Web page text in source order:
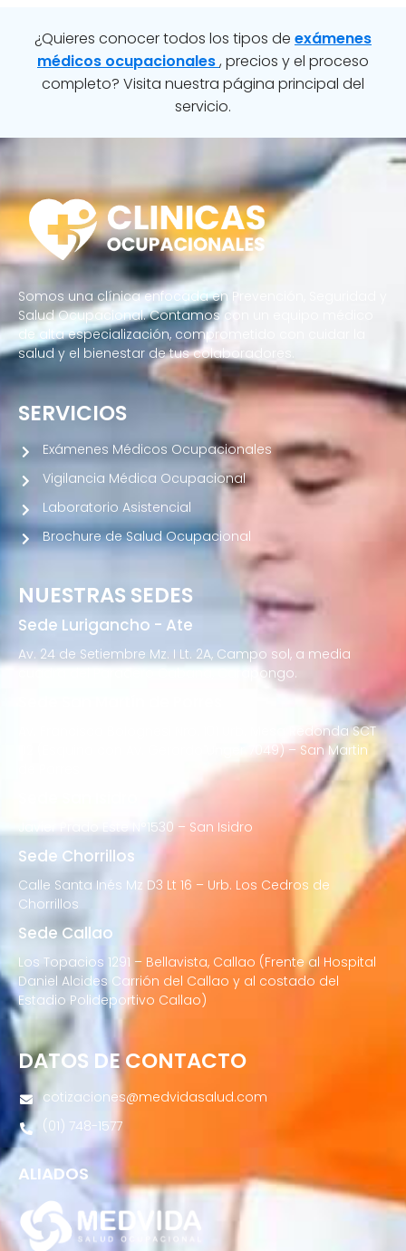
¿Quieres conocer todos los tipos de exámenes
médicos ocupacionales, precios y el proceso
completo? Visita nuestra página principal del
servicio.
Somos una clínica enfocada en Prevención, Seguridad y
Salud Ocupacional. Contamos con un equipo médico
de alta especialización, comprometido con cuidar la
salud y el bienestar de tus colaboradores.
NUESTRAS SEDES
Sede Lurigancho - Ate
Av. 24 de Setiembre Mz. I Lt. 2A, Campo sol, a media
cuadra del Paradero Cabana, Carapongo.
Av. Francisco Bolognesi Nro. 101 Urb. Mesa Redonda SCT
02 (Esquina con Av. Gerardo Unger 7049) – San Martin
Javier Prado Este N°1530 – San Isidro
Sede Chorrillos
Calle Santa Inés Mz D3 Lt 16 – Urb. Los Cedros de
Chorrillos
Sede Callao
Los Topacios 1291 – Bellavista, Callao (Frente al Hospital
Daniel Alcides Carrión del Callao y al costado del
Estadio Polideportivo Callao)
SERVICIOS
Exámenes Médicos Ocupacionales
Vigilancia Médica Ocupacional
Laboratorio Asistencial
Brochure de Salud Ocupacional
DATOS DE CONTACTO
cotizaciones@medvidasalud.com
(01) 748-1577
ALIADOS